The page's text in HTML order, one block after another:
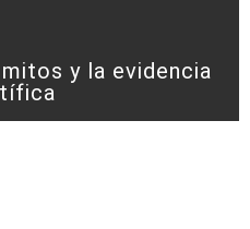
y la evidencia